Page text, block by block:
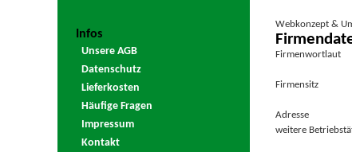
Infos
Unsere AGB
Datenschutz
Lieferkosten
Häufige Fragen
Impressum
Kontakt
Webkonzept &
Firmenwortlaut
Firmensitz
Adresse
weitere